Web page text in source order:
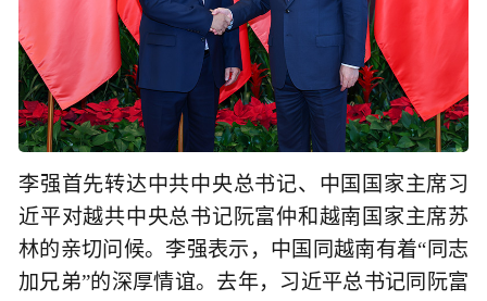
李强首先转达中共中央总书记、中国国家主席习
近平对越共中央总书记阮富仲和越南国家主席苏
林的亲切问候。李强表示，中国同越南有着“同志
加兄弟”的深厚情谊。去年，习近平总书记同阮富